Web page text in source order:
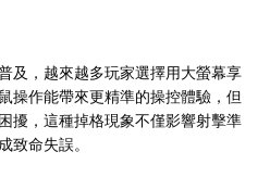
及，越來越多玩家選擇用大螢幕享
操作能帶來更精準的操控體驗，但
擾，這種掉格現象不僅影響射擊準
致命失誤。